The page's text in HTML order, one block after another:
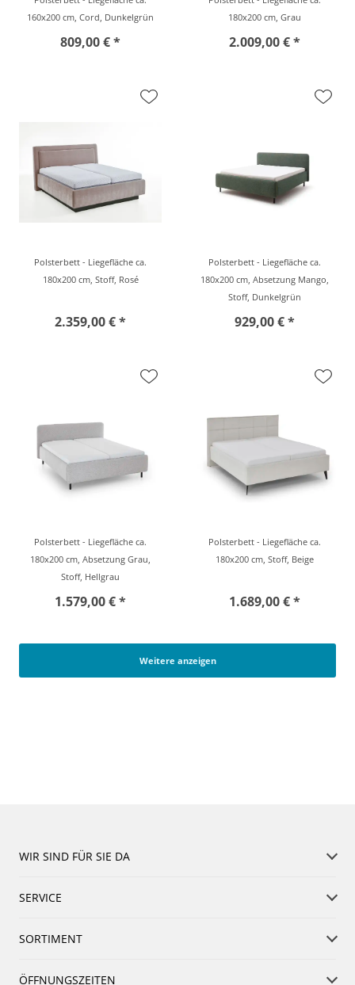
160x200 cm, Cord, Dunkelgrün
809,00 € *
180x200 cm, Grau
2.009,00 € *
Polsterbett - Liegefläche ca.
180x200 cm, Stoff, Rosé
2.359,00 € *
Polsterbett - Liegefläche ca.
180x200 cm, Absetzung Mango,
Stoff, Dunkelgrün
929,00 € *
Polsterbett - Liegefläche ca.
180x200 cm, Absetzung Grau,
Stoff, Hellgrau
1.579,00 € *
Polsterbett - Liegefläche ca.
180x200 cm, Stoff, Beige
1.689,00 € *
Weitere anzeigen
WIR SIND FÜR SIE DA
SERVICE
SORTIMENT
ÖFFNUNGSZEITEN